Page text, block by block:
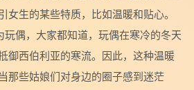
女生的某些特质，比如温暖和贴心。
玩偶，大家都知道，玩偶在寒冷的冬天
御西伯利亚的寒流。因此，这种温暖
那些姑娘们对身边的圈子感到迷茫